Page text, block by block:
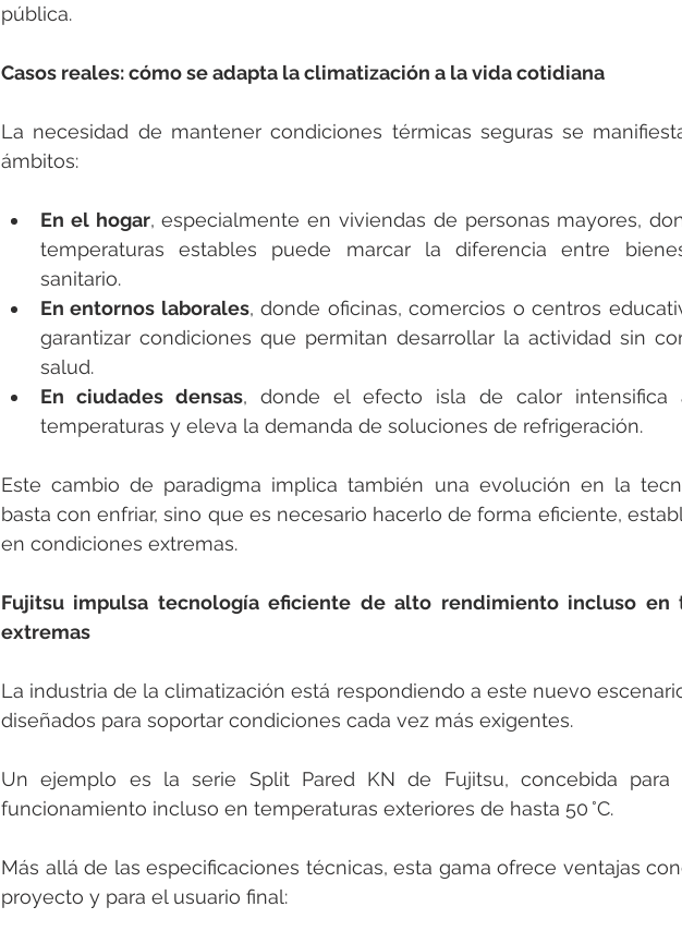
pública.
Casos reales: cómo se adapta la climatización a la vida cotidiana
La necesidad de mantener condiciones térmicas seguras se
ámbitos:
En el hogar, especialmente en viviendas de personas mayores,
temperaturas estables puede marcar la diferencia entre
sanitario.
En entornos laborales, donde oficinas, comercios o centros
garantizar condiciones que permitan desarrollar la actividad sin
salud.
En ciudades densas, donde el efecto isla de calor intensifica
temperaturas y eleva la demanda de soluciones de refrigeración.
Este cambio de paradigma implica también una evolución en la
basta con enfriar, sino que es necesario hacerlo de forma eficiente,
en condiciones extremas.
Fujitsu impulsa tecnología eficiente de alto rendimiento incluso en
extremas
La industria de la climatización está respondiendo a este nuevo
diseñados para soportar condiciones cada vez más exigentes.
Un ejemplo es la serie Split Pared KN de Fujitsu, concebida para
funcionamiento incluso en temperaturas exteriores de hasta 50 °C.
Más allá de las especificaciones técnicas, esta gama ofrece ventajas
proyecto y para el usuario final: